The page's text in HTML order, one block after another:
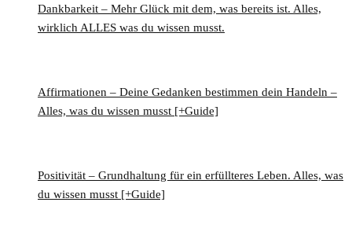
Dankbarkeit – Mehr Glück mit dem, was bereits ist. Alles,
wirklich ALLES was du wissen musst.
Affirmationen – Deine Gedanken bestimmen dein Handeln –
Alles, was du wissen musst [+Guide]
Positivität – Grundhaltung für ein erfüllteres Leben. Alles, was
du wissen musst [+Guide]